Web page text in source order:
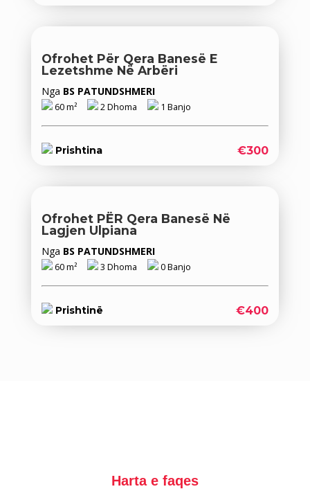
Ofrohet Për Qera Banesë E
Lezetshme Në Arbëri
Nga BS PATUNDSHMERI
60 m² 2 Dhoma 1 Banjo
Prishtina €300
Ofrohet PËR ‪‎qera‬ Banesë Në
Lagjen Ulpiana
Nga BS PATUNDSHMERI
60 m² 3 Dhoma 0 Banjo
Prishtinë €400
Harta e faqes